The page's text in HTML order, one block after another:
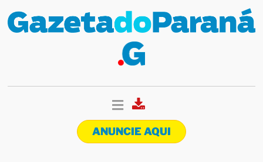
ANUNCIE AQUI